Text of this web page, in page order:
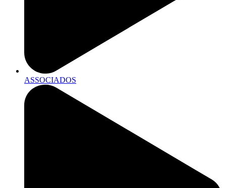
ASSOCIADOS